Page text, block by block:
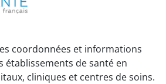
coordonnées et informations
établissements de santé en
cliniques et centres de soins.